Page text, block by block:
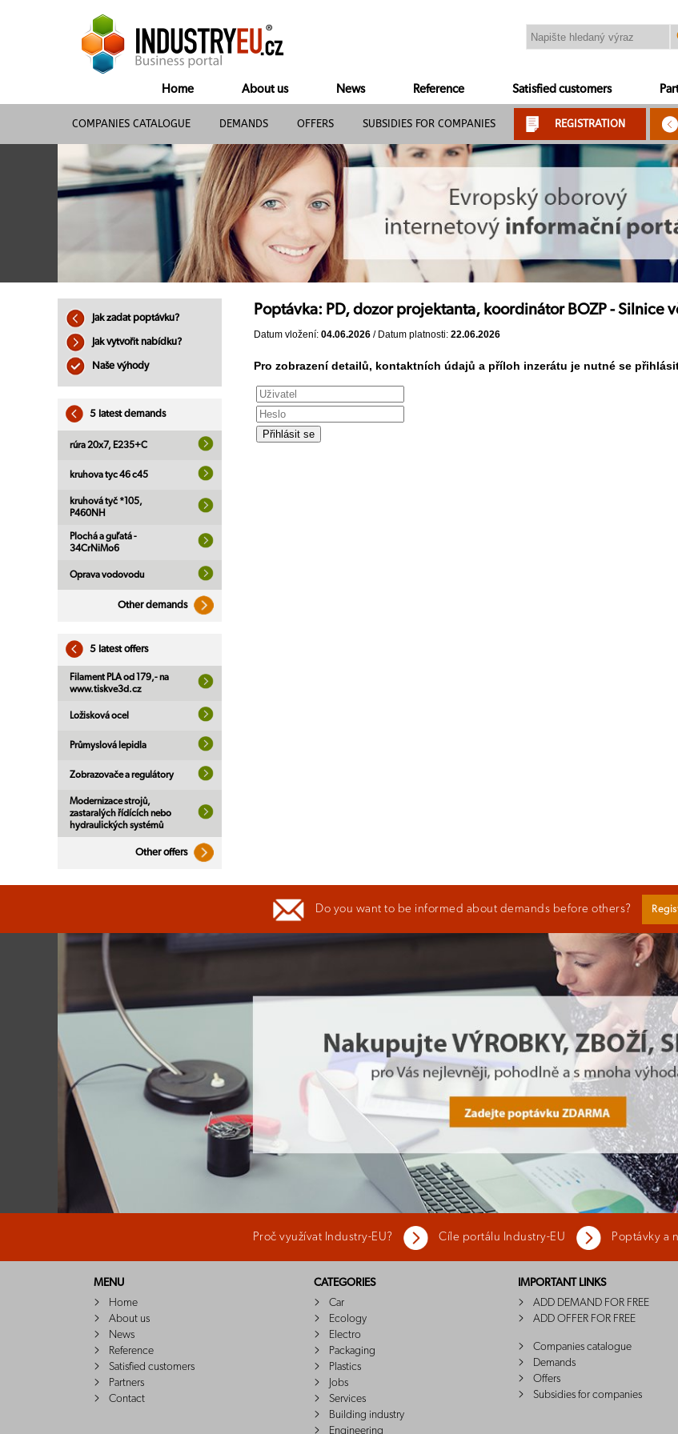
Home About us News Reference Satisfied customers
COMPANIES CATALOGUE DEMANDS OFFERS SUBSIDIES FOR COMPANIES REGISTRATION
Jak zadat poptávku?
Jak vytvořit nabídku?
Naše výhody
5 latest demands
rúra 20x7, E235+C
kruhova tyc 46 c45
kruhová tyč *105,
P460NH
Plochá a guľatá -
34CrNiMo6
Oprava vodovodu
Other demands
5 latest offers
Filament PLA od 179,- na
www.tiskve3d.cz
Ložisková ocel
Průmyslová lepidla
Zobrazovače a regulátory
Modernizace strojů,
zastaralých řídících nebo
hydraulických systémů
Other offers
Poptávka: PD, dozor projektanta, koordinátor BOZP - Silnice
Datum vložení: 04.06.2026 / Datum platnosti: 22.06.2026
Pro zobrazení detailů, kontaktních údajů a příloh inzerátu je nutné se
Do you want to be informed about demands before others?
Proč využívat Industry-EU? Cíle portálu Industry-EU Poptávky a
MENU
Home
About us
News
Reference
Satisfied customers
Partners
Contact
CATEGORIES
Car
Ecology
Electro
Packaging
Plastics
Jobs
Services
Building industry
Engineering
IMPORTANT LINKS
ADD DEMAND FOR FREE
ADD OFFER FOR FREE
Companies catalogue
Demands
Offers
Subsidies for companies